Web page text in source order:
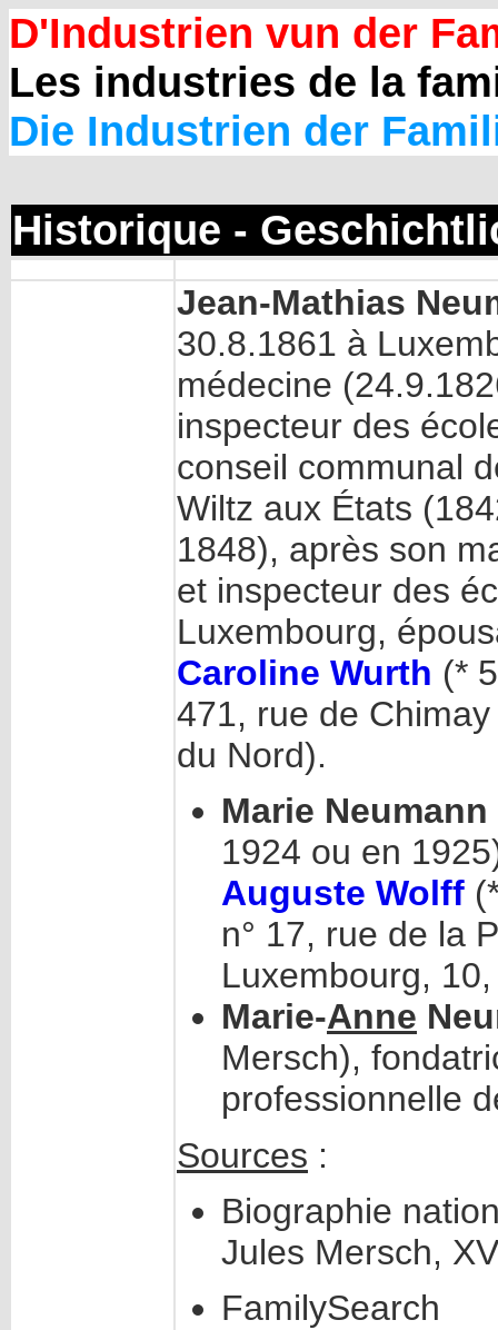
D'Industrien vun der
Les industries de la
Die Industrien der
Historique -
Jean-Mathias
30.8.1861 à
médecine
inspecteur des
conseil communal
Wiltz aux États
1848), après son
et inspecteur des
Luxembourg,
Caroline Wurth (*
471, rue de
du Nord).
Marie Neumann
1924 ou en
Auguste Wolff
n° 17, rue de la
Luxembourg,
Marie-Anne
Mersch),
professionnelle
Sources :
Biographie
Jules Mersch,
FamilySearch